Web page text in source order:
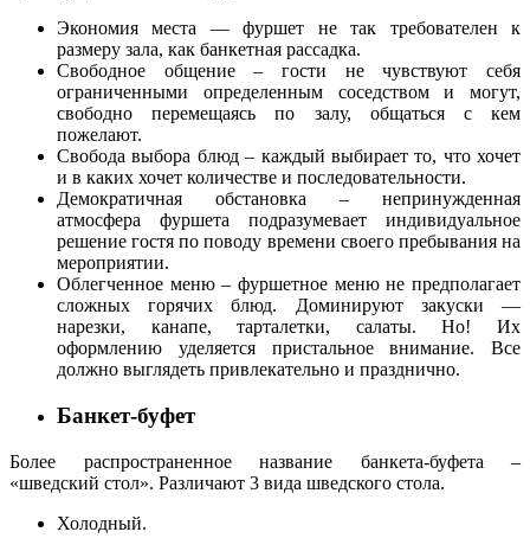
Экономия места — фуршет не так требователен к
размеру зала, как банкетная рассадка.
Свободное общение – гости не чувствуют себя
ограниченными определенным соседством и могут,
свободно перемещаясь по залу, общаться с кем
пожелают.
Свобода выбора блюд – каждый выбирает то, что хочет
и в каких хочет количестве и последовательности.
Демократичная обстановка – непринужденная
атмосфера фуршета подразумевает индивидуальное
решение гостя по поводу времени своего пребывания на
мероприятии.
Облегченное меню – фуршетное меню не предполагает
сложных горячих блюд. Доминируют закуски —
нарезки, канапе, тарталетки, салаты. Но! Их
оформлению уделяется пристальное внимание. Все
должно выглядеть привлекательно и празднично.
Банкет-буфет
Более распространенное название банкета-буфета –
«шведский стол». Различают 3 вида шведского стола.
Холодный.